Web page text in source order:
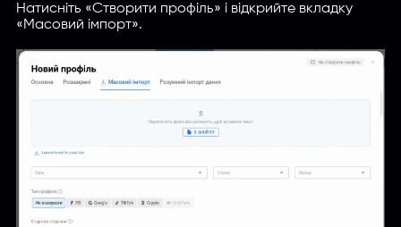
Натисніть «Створити профіль» і відкрийте вкладку
«Масовий імпорт».